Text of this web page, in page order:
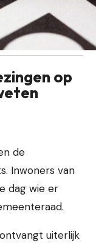
op
de
Inwoners van
dag wie er
uiterlijk